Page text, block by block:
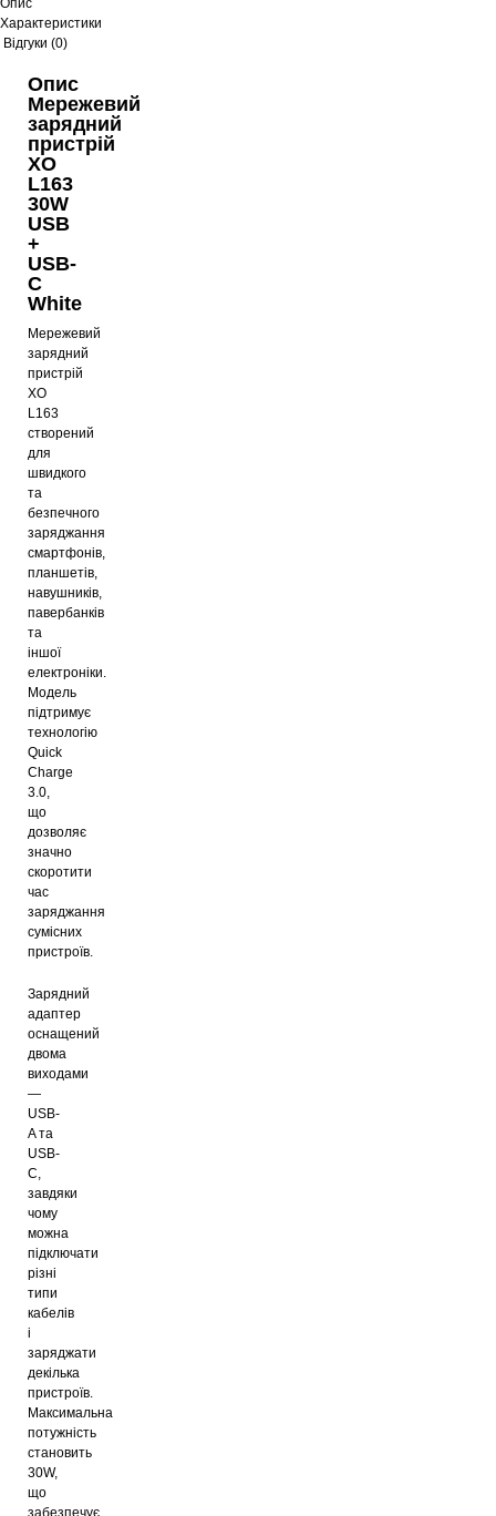
Характеристики
Відгуки (0)
Опис
Мережевий
зарядний
пристрій
XO
L163
30W
USB
+
USB-
C
White
Мережевий
зарядний
пристрій
XO
L163
створений
для
швидкого
та
безпечного
заряджання
смартфонів,
планшетів,
навушників,
павербанків
та
іншої
електроніки.
Модель
підтримує
технологію
Quick
Charge
3.0,
що
дозволяє
значно
скоротити
час
заряджання
сумісних
пристроїв.
Зарядний
адаптер
оснащений
двома
виходами
—
USB-
A та
USB-
C,
завдяки
чому
можна
підключати
різні
типи
кабелів
і
заряджати
декілька
пристроїв.
Максимальна
потужність
становить
30W,
що
забезпечує